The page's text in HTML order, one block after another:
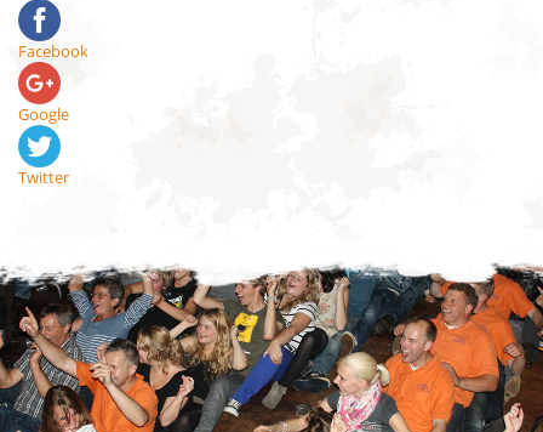
Facebook
Google
Twitter